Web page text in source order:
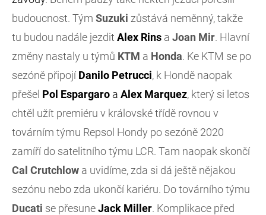
budoucnost. Tým Suzuki zůstává neměnný, takže
tu budou nadále jezdit Alex Rins a Joan Mir. Hlavní
změny nastaly u týmů KTM a Honda. Ke KTM se po
sezóně připojí Danilo Petrucci, k Hondě naopak
přešel Pol Espargaro a Alex Marquez, který si letos
chtěl užít premiéru v královské třídě rovnou v
továrním týmu Repsol Hondy po sezóně 2020
zamíří do satelitního týmu LCR. Tam naopak skončí
Cal Crutchlow a uvidíme, zda si dá ještě nějakou
sezónu nebo zda ukončí kariéru. Do továrního týmu
Ducati se přesuneJack Miller. Komplikace před